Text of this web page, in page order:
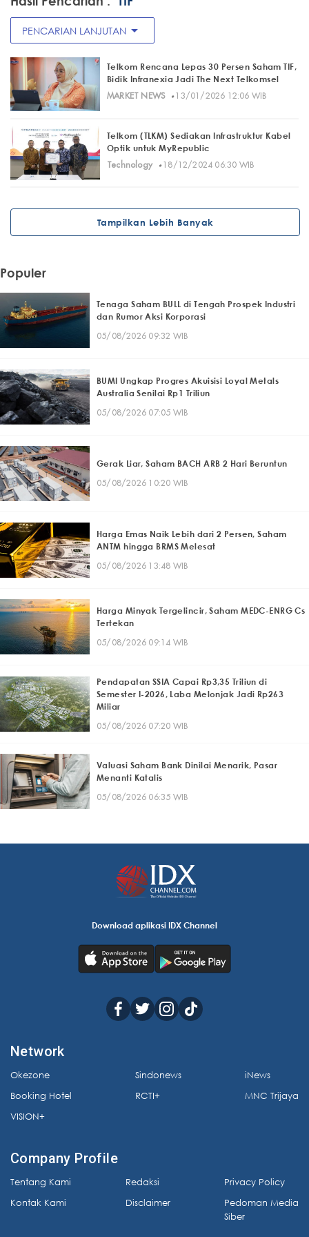
PENCARIAN LANJUTAN arrow_drop_down
Telkom Rencana Lepas 30 Persen Saham TIF,
Bidik Infranexia Jadi The Next Telkomsel
MARKET NEWS· 13/01/2026 12:06 WIB
Telkom (TLKM) Sediakan Infrastruktur Kabel
Optik untuk MyRepublic
Technology
· 18/12/2024 06:30 WIB
Tampilkan Lebih Banyak
Populer
Tenaga Saham BULL di Tengah Prospek Industri
dan Rumor Aksi Korporasi
05/08/2026 09:32 WIB
BUMI Ungkap Progres Akuisisi Loyal Metals
Australia Senilai Rp1 Triliun
05/08/2026 07:05 WIB
Gerak Liar, Saham BACH ARB 2 Hari Beruntun
05/08/2026 10:20 WIB
Harga Emas Naik Lebih dari 2 Persen, Saham
ANTM hingga BRMS Melesat
05/08/2026 13:48 WIB
Harga Minyak Tergelincir, Saham MEDC-ENRG Cs
Tertekan
05/08/2026 09:14 WIB
Pendapatan SSIA Capai Rp3,35 Triliun di
Semester I-2026, Laba Melonjak Jadi Rp263
Miliar
05/08/2026 07:20 WIB
Valuasi Saham Bank Dinilai Menarik, Pasar
Menanti Katalis
05/08/2026 06:35 WIB
Download aplikasi IDX Channel
Network
Okezone
Booking Hotel
VISION+
Sindonews
RCTI+
iNews
MNC Trijaya
Company Profile
Tentang Kami
Kontak Kami
Redaksi
Disclaimer
Privacy Policy
Pedoman Media
Siber